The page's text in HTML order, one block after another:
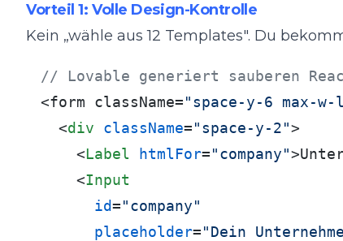
Vorteil 1: Volle Design-Kontrolle
Kein „wähle aus 12 Templates". Du
// Lovable generiert sauberen
<form className="space-y-6 max-
<div className="space-y-2">
<Label htmlFor="company">
<Input
id="company"
placeholder="Dein